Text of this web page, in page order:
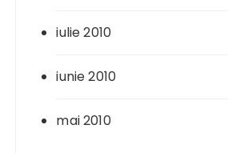
iulie 2010
iunie 2010
mai 2010